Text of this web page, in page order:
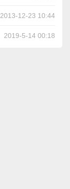
2013-12-23 10:44
2019-5-14 00:18